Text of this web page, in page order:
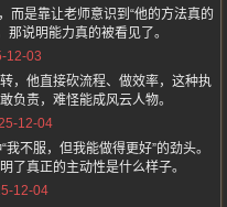
而是靠让老师意识到“他的方法真的
说明能力真的被看见了。
12-03
，他直接砍流程、做效率，这种执
负责，难怪能成风云人物。
12-04
不服，但我能做得更好”的劲头。
了真正的主动性是什么样子。
12-04